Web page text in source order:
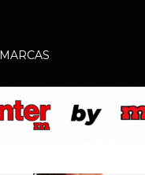
MARCAS